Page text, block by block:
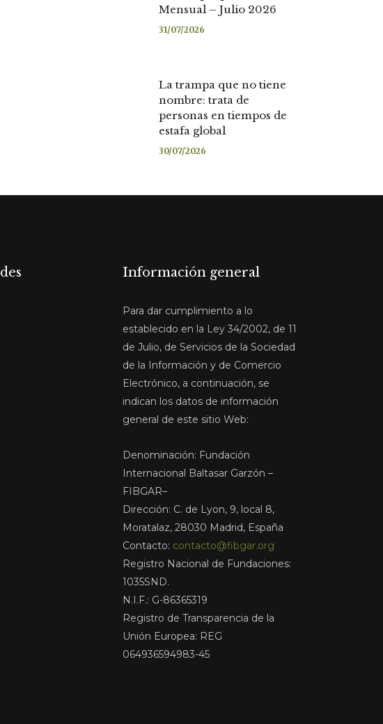
Mensual – Julio 2026
31/07/2026
La trampa que no tiene
nombre: trata de
personas en tiempos de
estafa global
30/07/2026
Información general
Para dar cumplimiento a lo
establecido en la Ley 34/2002, de 11
de Julio, de Servicios de la Sociedad
de la Información y de Comercio
Electrónico, a continuación, se
indican los datos de información
general de este sitio Web:
Denominación: Fundación
Internacional Baltasar Garzón –
FIBGAR–
Dirección: C. de Lyon, 9, local 8,
Moratalaz, 28030 Madrid, España
Contacto: contacto@fibgar.org
Registro Nacional de Fundaciones:
1035SND.
N.I.F.: G-86365319
Registro de Transparencia de la
Unión Europea: REG
064936594983-45